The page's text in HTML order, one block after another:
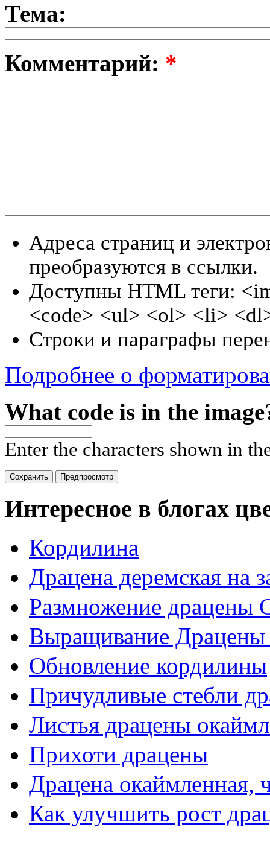
Тема:
Комментарий: *
Адреса страниц и
преобразуются в ссылки.
Доступны HTML теги:
<code> <ul> <ol> <li>
Строки и параграфы
Подробнее о
What code is in the
Enter the characters shown in
Интересное в блогах
Кордилина
Драцена деремская на
Размножение драцены
Выращивание Драцены
Обновление кордилины
Причудливые стебли
Листья драцены
Прихоти драцены
Драцена окаймленная,
Как улучшить рост